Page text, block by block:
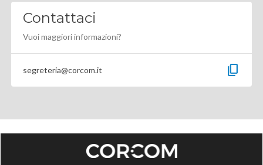
Contattaci
Vuoi maggiori informazioni?
segreteria@corcom.it content_copy